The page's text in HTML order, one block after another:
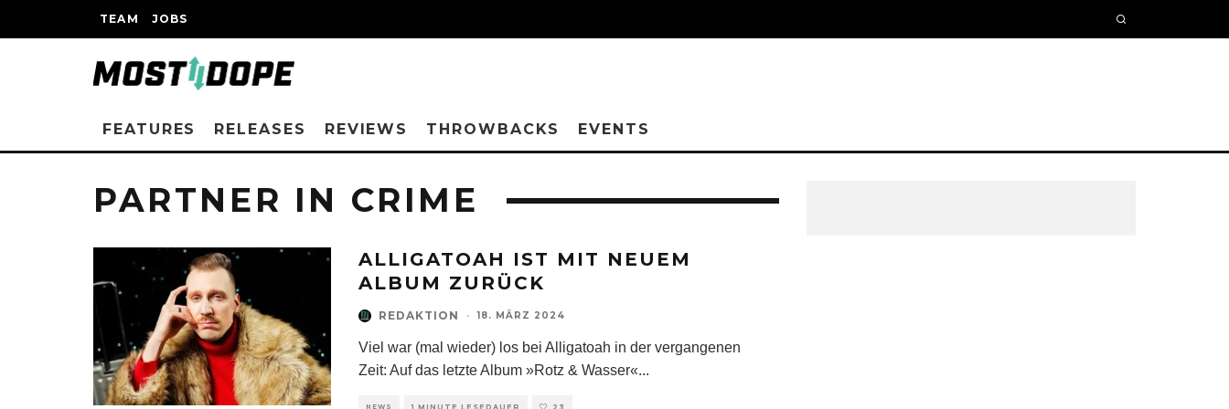
TEAM JOBS
FEATURES RELEASES REVIEWS THROWBACKS EVENTS
PARTNER IN CRIME
ALLIGATOAH IST MIT NEUEM
ALBUM ZURÜCK
REDAKTION · 18. MÄRZ 2024
Viel war (mal wieder) los bei Alligatoah in der vergangenen
Zeit: Auf das letzte Album »Rotz & Wasser«...
NEWS 1 MINUTE LESEDAUER 23